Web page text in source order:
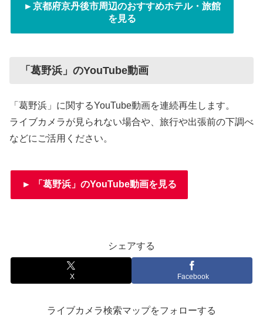
►京都府京丹後市周辺のおすすめホテル・旅館
を見る
「葛野浜」のYouTube動画
「葛野浜」に関するYouTube動画を連続再生します。
ライブカメラが見られない場合や、旅行や出張前の下調べ
などにご活用ください。
► 「葛野浜」のYouTube動画を見る
シェアする
X Facebook
ライブカメラ検索マップをフォローする